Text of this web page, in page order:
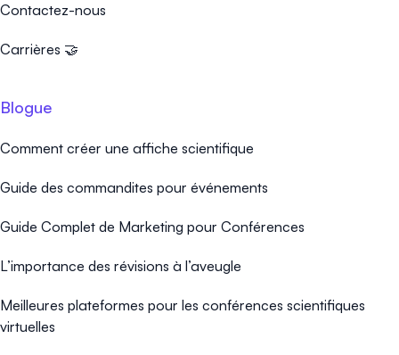
Contactez-nous
Carrières 🤝
Blogue
Comment créer une affiche scientifique
Guide des commandites pour événements
Guide Complet de Marketing pour Conférences
L’importance des révisions à l’aveugle
Meilleures plateformes pour les conférences scientifiques
virtuelles